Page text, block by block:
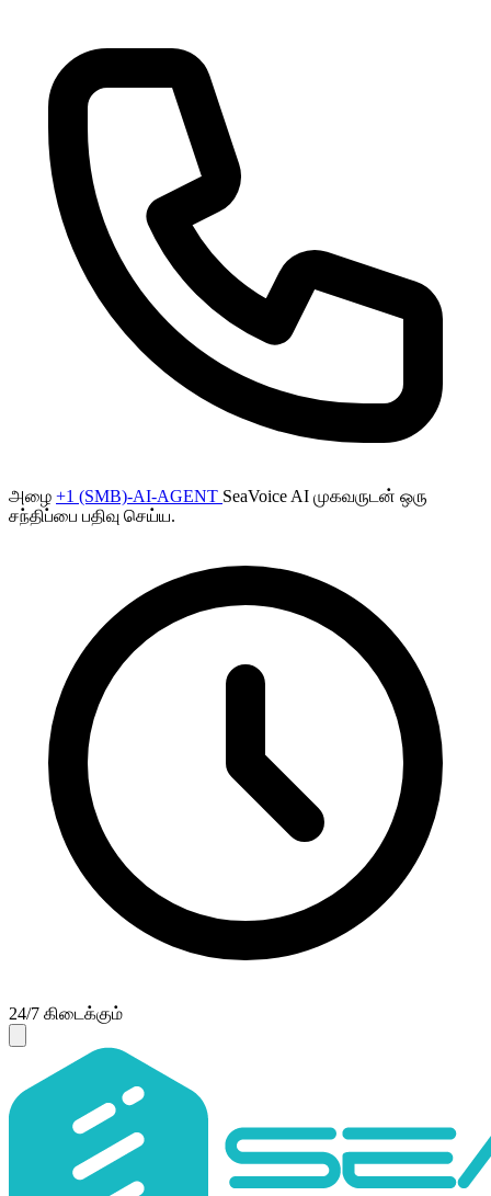
அழை +1 (SMB)-AI-AGENT SeaVoice AI முகவருடன் ஒரு
சந்திப்பை பதிவு செய்ய.
24/7 கிடைக்கும்